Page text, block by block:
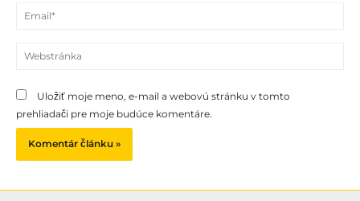
Email*
Webstránka
Uložiť moje meno, e-mail a webovú stránku v tomto
prehliadači pre moje budúce komentáre.